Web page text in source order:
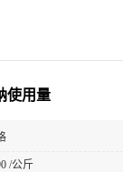
使用量
/公斤